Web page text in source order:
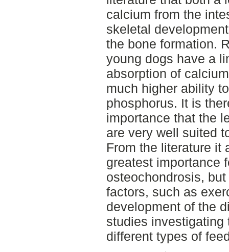
calcium from the
skeletal
the bone formation.
young dogs have a
absorption of
much higher ability
phosphorus. It is
importance that the
are very well suited
From the literature it
greatest importance
osteochondrosis,
factors, such as
development of the
studies investigating
different types of